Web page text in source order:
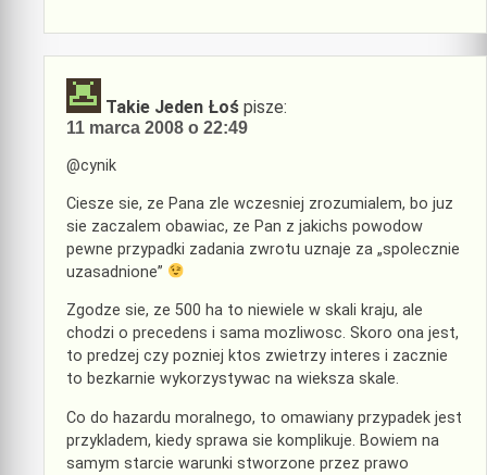
Takie Jeden Łoś pisze:
11 marca 2008 o 22:49
@cynik
Ciesze sie, ze Pana zle wczesniej zrozumialem, bo juz
sie zaczalem obawiac, ze Pan z jakichs powodow
pewne przypadki zadania zwrotu uznaje za „spolecznie
uzasadnione”
Zgodze sie, ze 500 ha to niewiele w skali kraju, ale
chodzi o precedens i sama mozliwosc. Skoro ona jest,
to predzej czy pozniej ktos zwietrzy interes i zacznie
to bezkarnie wykorzystywac na wieksza skale.
Co do hazardu moralnego, to omawiany przypadek jest
przykladem, kiedy sprawa sie komplikuje. Bowiem na
samym starcie warunki stworzone przez prawo